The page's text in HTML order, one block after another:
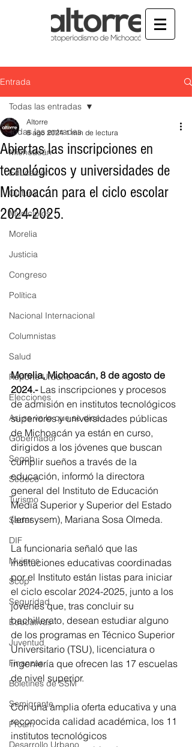
Entrada
Todas las entradas
Michoacán
Educación
Cultura
Municipios
Morelia
Justicia
Congreso
Política
Nacional Internacional
Columnistas
Salud
Reporte Urbano
Elecciones
Así se ve lo que se dice...
Gobernador
Segob
Sedeco
Turismo
Sader
DIF
Mujeres
Scop
Seguridad
Educativas
Juventud
Finanzas
Boletines de SSM
Semigrante
Proam
Desarrollo Urbano
Todas las entradas
Abiertas las inscripciones en
tecnológicos y universidades de
Michoacán para el ciclo escolar
2024-2025.
Altorre
8 ago 2024 1 min de lectura
Morelia, Michoacán, 8 de agosto de
2024.- Las inscripciones y procesos
de admisión en institutos tecnológicos
superiores y universidades públicas
de Michoacán ya están en curso,
dirigidos a los jóvenes que buscan
cumplir sueños a través de la
educación, informó la directora
general del Instituto de Educación
Media Superior y Superior del Estado
(Iemsysem), Mariana Sosa Olmeda.
La funcionaria señaló que las
instituciones educativas coordinadas
por el Instituto están listas para iniciar
el ciclo escolar 2024-2025, junto a los
jóvenes que, tras concluir su
bachillerato, desean estudiar alguno
de los programas en Técnico Superior
Universitario (TSU), licenciatura o
ingeniería que ofrecen las 17 escuelas
de nivel superior.
Con una amplia oferta educativa y una
reconocida calidad académica, los 11
institutos tecnológicos